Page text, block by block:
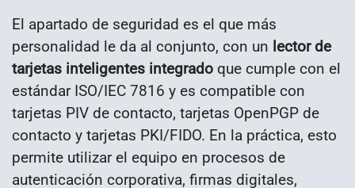
El apartado de seguridad es el que más
personalidad le da al conjunto, con un lector de
tarjetas inteligentes integrado que cumple con el
estándar ISO/IEC 7816 y es compatible con
tarjetas PIV de contacto, tarjetas OpenPGP de
contacto y tarjetas PKI/FIDO. En la práctica, esto
permite utilizar el equipo en procesos de
autenticación corporativa, firmas digitales,